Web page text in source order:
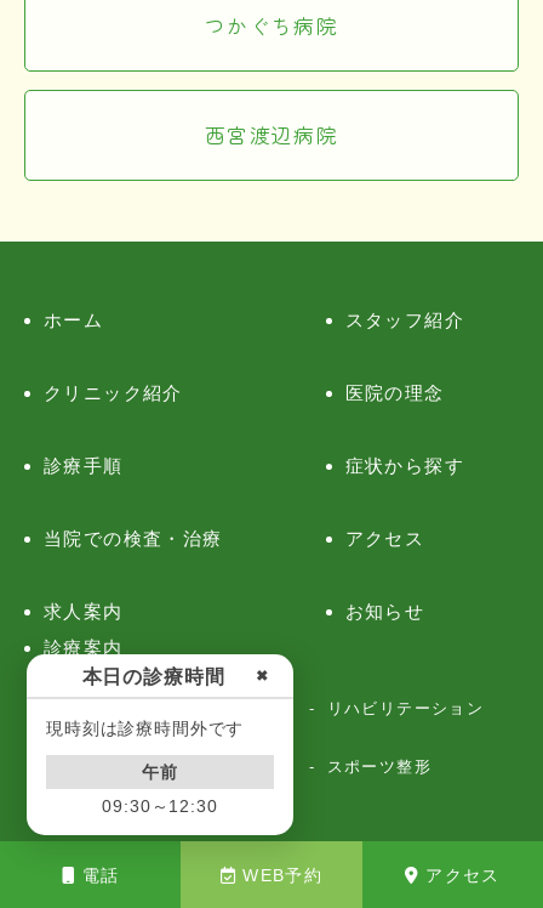
電話 WEB予約 アクセス
本日の診療時間 ✖
現時刻は診療時間外です
午前
09:30～12:30
つかぐち病院
西宮渡辺病院
ホーム スタッフ紹介
クリニック紹介 医院の理念
診療手順 症状から探す
当院での検査・治療 アクセス
求人案内
お知らせ
診療案内
リハビリテーション
慢性疾患（中高年・高齢者外
スポーツ整形